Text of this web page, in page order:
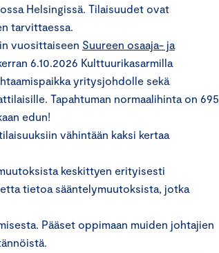
Helsingissä. Tilaisuudet ovat
tarvittaessa.
vuosittaiseen Suureen osaaja- ja
6.10.2026 Kulttuurikasarmilla
yritysjohdolle sekä
Tapahtuman normaalihinta on 695
edun!
vähintään kaksi kertaa
keskittyen erityisesti
tietoa sääntelymuutoksista, jotka
Pääset oppimaan muiden johtajien